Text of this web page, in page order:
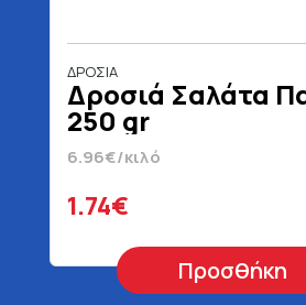
ΔΡΟΣΙΑ
Δροσιά Σαλάτα
250 gr
6.96€/κιλό
1.74€
Προσθήκη